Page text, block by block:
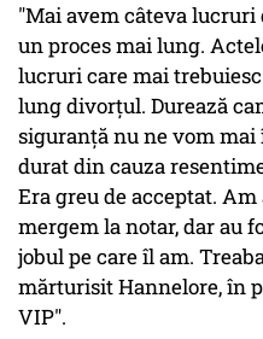
"Mai avem câteva lucruri
un proces mai lung.
lucruri care mai
lung divorţul. Durează
siguranţă nu ne vom mai
durat din cauza
Era greu de acceptat.
mergem la notar, dar au
jobul pe care îl am.
mărturisit Hannelore, în
VIP".